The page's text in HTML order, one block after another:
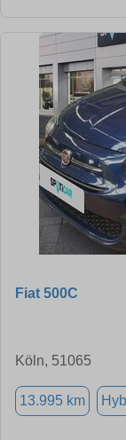
Fiat 500C
Köln, 51065
13.995 km